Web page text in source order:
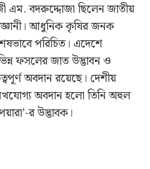
এম. বদরুদ্দোজা ছিলেন জাতীয়
আধুনিক কৃষির জনক
পরিচিত। এদেশে
ফসলের জাত উদ্ভাবন ও
অবদান রয়েছে। দেশীয়
অবদান হলো তিনি অহুল
র উদ্ভাবক।